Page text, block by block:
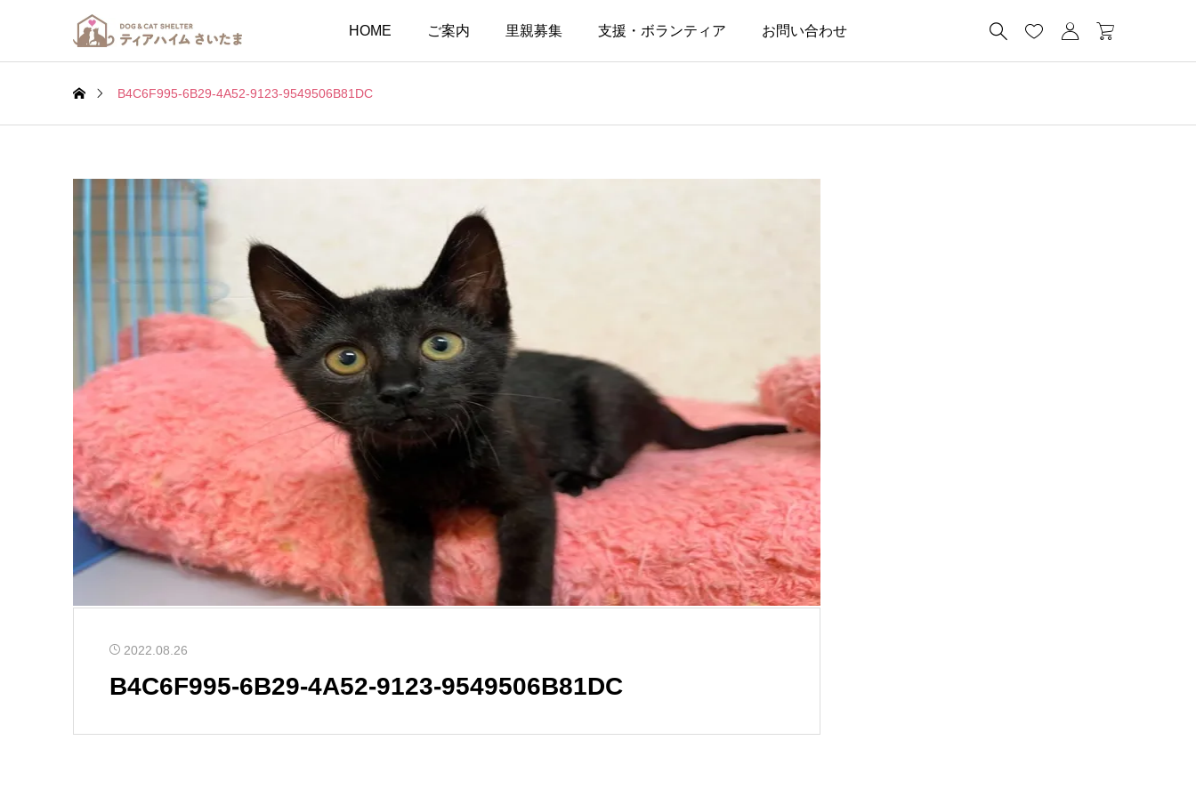
HOME ご案内 里親募集 支援・ボランティア お問い合わせ    
B4C6F995-6B29-4A52-9123-9549506B81DC
2022.08.26
B4C6F995-6B29-4A52-9123-9549506B81DC